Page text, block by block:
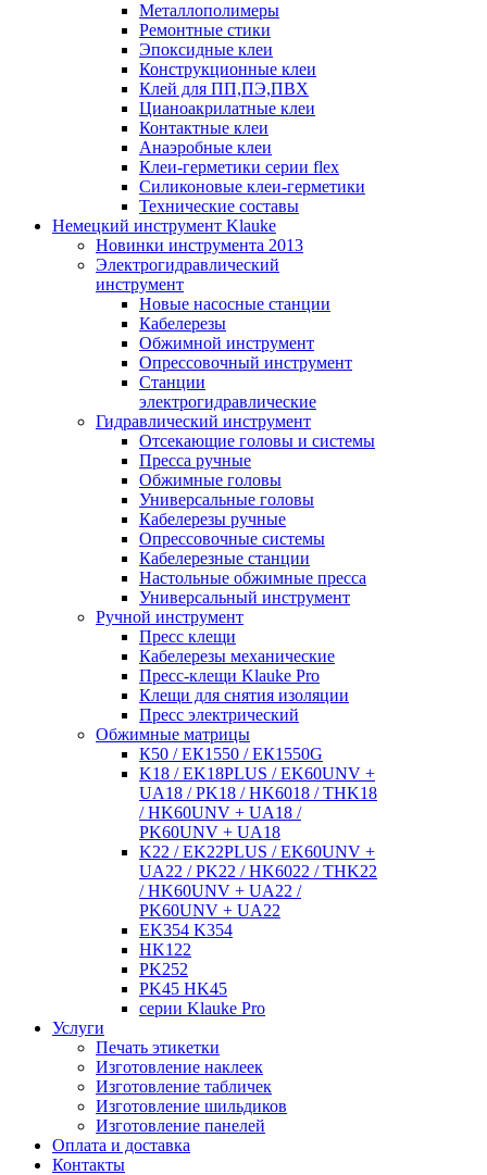
Металлополимеры
Ремонтные стики
Эпоксидные клеи
Конструкционные клеи
Клей для ПП,ПЭ,ПВХ
Цианоакрилатные клеи
Контактные клеи
Анаэробные клеи
Клеи-герметики серии flex
Силиконовые клеи-герметики
Технические составы
Немецкий инструмент Klauke
Новинки инструмента 2013
Электрогидравлический
инструмент
Новые насосные станции
Кабелерезы
Обжимной инструмент
Опрессовочный инструмент
Станции
электрогидравлические
Гидравлический инструмент
Отсекающие головы и системы
Пресса ручные
Обжимные головы
Универсальные головы
Кабелерезы ручные
Опрессовочные системы
Кабелерезные станции
Настольные обжимные пресса
Универсальный инструмент
Ручной инструмент
Пресс клещи
Кабелерезы механические
Пресс-клещи Klauke Pro
Клещи для снятия изоляции
Пресс электрический
Обжимные матрицы
К50 / ЕК1550 / ЕК1550G
K18 / EK18PLUS / EK60UNV +
UA18 / PK18 / HK6018 / THK18
/ HK60UNV + UA18 /
PK60UNV + UA18
K22 / EK22PLUS / EK60UNV +
UA22 / PK22 / HK6022 / THK22
/ HK60UNV + UA22 /
PK60UNV + UA22
EK354 K354
HK122
PK252
PK45 HK45
серии Klauke Pro
Услуги
Печать этикетки
Изготовление наклеек
Изготовление табличек
Изготовление шильдиков
Изготовление панелей
Оплата и доставка
Контакты